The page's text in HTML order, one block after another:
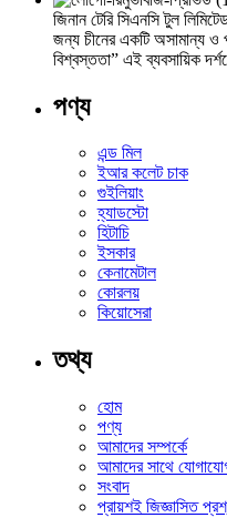
জিনান টেরি সিএনসি টুল
জন্য চীনের একটি অসামান্য ও
বিশ্বস্ততা” এই ব্যবসায়িক
পণ্য
এন্ড মিল
ইআর কলেট চাক
গুইলিয়াং
হ্যাডস্টো
হিটাচি
ইসকার
কেনামেটাল
কোরলয়
কিয়োসেরা
তথ্য
হোম
পণ্য
আমাদের সম্পর্কে
আমাদের সাথে
সংবাদ
প্রায়শই জিজ্ঞাসিত